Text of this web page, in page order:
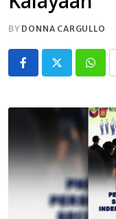
BY DONNA CARGULLO